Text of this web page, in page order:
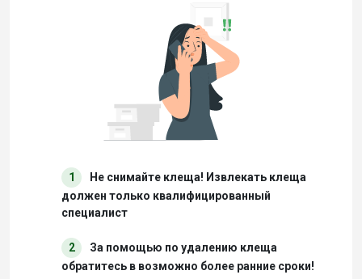
1
Не снимайте клеща! Извлекать клеща
должен только квалифицированный
специалист
2
За помощью по удалению клеща
обратитесь в возможно более ранние сроки!